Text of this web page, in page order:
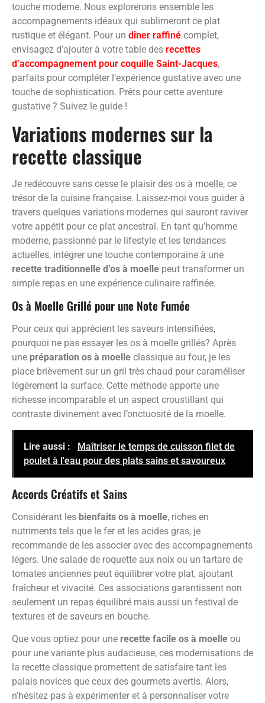
touche moderne. Nous explorerons ensemble les
accompagnements idéaux qui sublimeront ce plat
rustique et élégant. Pour un dîner raffiné complet,
envisagez d’ajouter à votre table des recettes
d’accompagnement pour coquille Saint-Jacques,
parfaits pour compléter l’expérience gustative avec une
touche de sophistication. Prêts pour cette aventure
gustative ? Suivez le guide !
Variations modernes sur la
recette classique
Je redécouvre sans cesse le plaisir des os à moelle, ce
trésor de la cuisine française. Laissez-moi vous guider à
travers quelques variations modernes qui sauront raviver
votre appétit pour ce plat ancestral. En tant qu’homme
moderne, passionné par le lifestyle et les tendances
actuelles, intégrer une touche contemporaine à une
recette traditionnelle d’os à moelle peut transformer un
simple repas en une expérience culinaire raffinée.
Os à Moelle Grillé pour une Note Fumée
Pour ceux qui apprécient les saveurs intensifiées,
pourquoi ne pas essayer les os à moelle grillés? Après
une préparation os à moelle classique au four, je les
place brièvement sur un gril très chaud pour caraméliser
légèrement la surface. Cette méthode apporte une
richesse incomparable et un aspect croustillant qui
contraste divinement avec l’onctuosité de la moelle.
Lire aussi :
Maîtriser le temps de cuisson filet de
poulet à l'eau pour des plats sains et savoureux
Accords Créatifs et Sains
Considérant les bienfaits os à moelle, riches en
nutriments tels que le fer et les acides gras, je
recommande de les associer avec des accompagnements
légers. Une salade de roquette aux noix ou un tartare de
tomates anciennes peut équilibrer votre plat, ajoutant
fraîcheur et vivacité. Ces associations garantissent non
seulement un repas équilibré mais aussi un festival de
textures et de saveurs en bouche.
Que vous optiez pour une recette facile os à moelle ou
pour une variante plus audacieuse, ces modernisations de
la recette classique promettent de satisfaire tant les
palais novices que ceux des gourmets avertis. Alors,
n’hésitez pas à expérimenter et à personnaliser votre